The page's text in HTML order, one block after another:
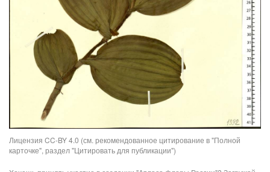
Лицензия CC-BY 4.0 (см. рекомендованное цитирование в "Полной
карточке", раздел "Цитировать для публикации")